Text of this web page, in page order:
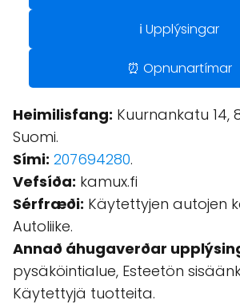
ℹ️ Upplýsingar
⏰ Opnunartímar
Heimilisfang: Kuurnankatu 14,
Suomi.
Sími: 207694280.
Vefsíða: kamux.fi
Sérfræði: Käytettyjen autojen
Autoliike.
Annað áhugaverðar
pysäköintialue, Esteetön
Käytettyjä tuotteita.